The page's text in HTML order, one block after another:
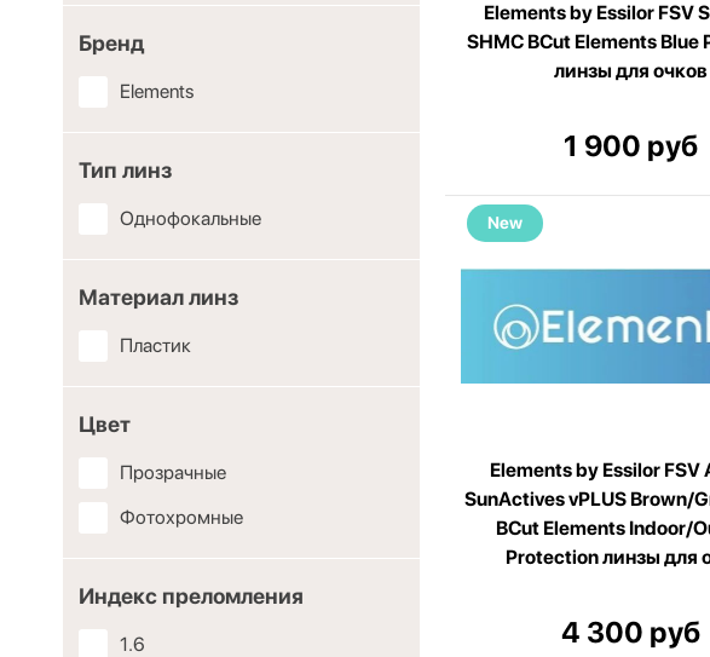
Elements by Essilor FSV
SHMC BCut Elements Blue
линзы для очков
1 900 руб
New
Elements by Essilor FSV
SunActives vPLUS Brown/
BCut Elements Indoor/
Protection линзы для
4 300 руб
Бренд
Elements
Тип линз
Однофокальные
Материал линз
Пластик
Цвет
Прозрачные
Фотохромные
Индекс преломления
1.6